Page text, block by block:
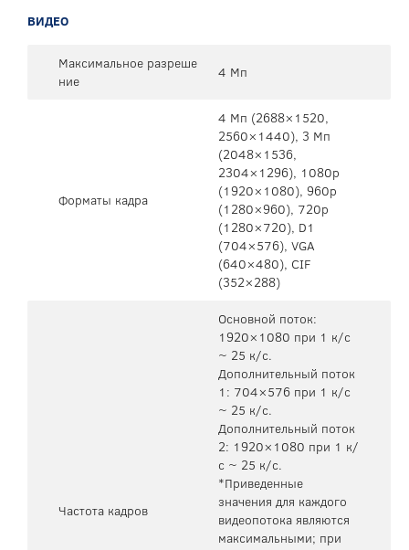
ВИДЕО
Максимальное разреше
ние
4 Мп
Форматы кадра
4 Мп (2688×1520,
2560×1440), 3 Мп
(2048×1536,
2304×1296), 1080p
(1920×1080), 960p
(1280×960), 720p
(1280×720), D1
(704×576), VGA
(640×480), CIF
(352×288)
Частота кадров
Основной поток:
1920×1080 при 1 к/с
~ 25 к/с.
Дополнительный поток
1: 704×576 при 1 к/с
~ 25 к/с.
Дополнительный поток
2: 1920×1080 при 1 к/
с ~ 25 к/с.
*Приведенные
значения для каждого
видеопотока являются
максимальными; при